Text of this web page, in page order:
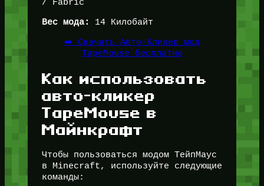
/ Fabric
Вес мода: 14 Килобайт
➡️ Скачать Авто-Кликер мод
TapeMouse бесплатно
Как использовать
авто-кликер
TapeMouse в
Майнкрафт
Чтобы пользоваться модом ТейпМаус
в Minecraft, используйте следующие
команды: